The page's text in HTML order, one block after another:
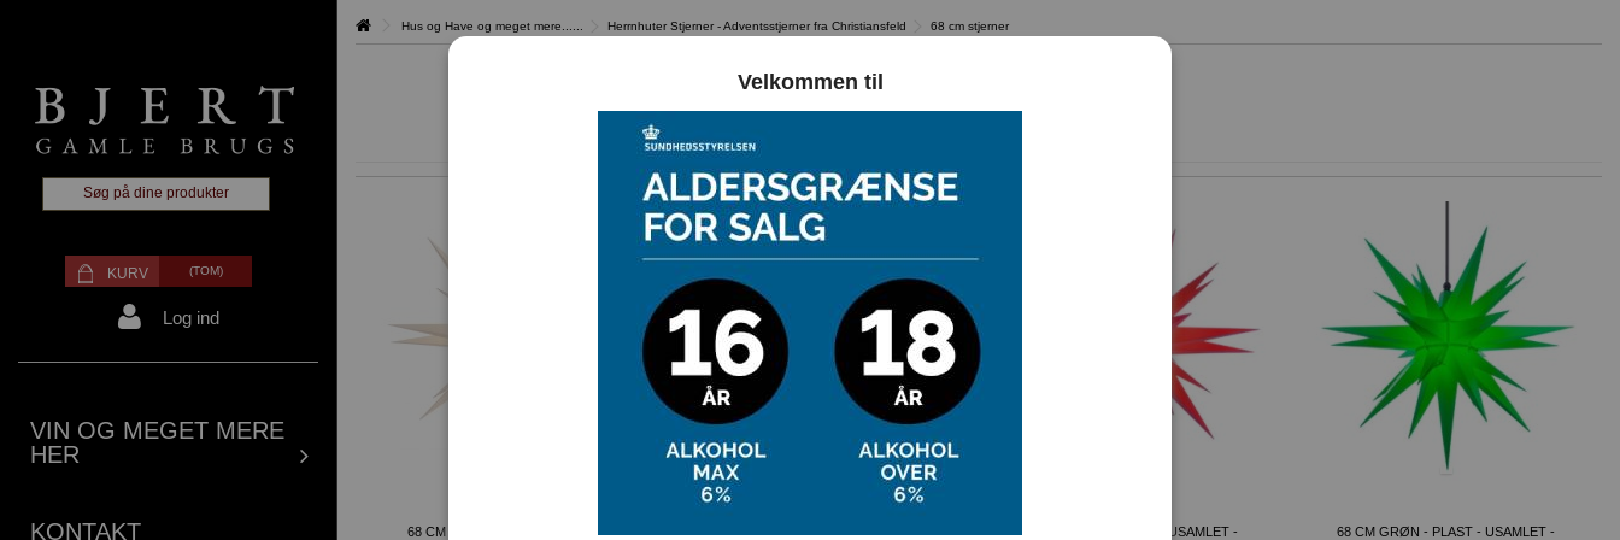
KURV (TOM)
Log ind
VIN OG MEGET MERE
HER
KONTAKT
Hus og Have og meget mere...... Herrnhuter Stjerner - Adventsstjerner fra Christiansfeld 68 cm stjerner
68 CM STJERNER
68 CM HVID - PLAST - USAMLET -
68 CM RØD - PLAST - USAMLET -
68 CM GRØN - PLAST - USAMLET -
Velkommen til